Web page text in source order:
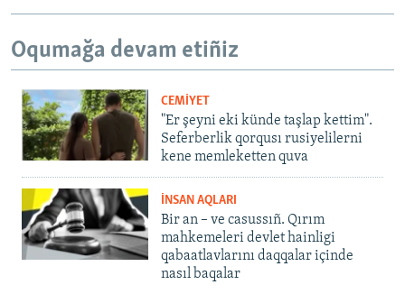
Oqumağa devam etiñiz
CEMİYET
"Er şeyni eki künde taşlap kettim".
Seferberlik qorqusı rusiyelilerni
kene memleketten quva
İNSAN AQLARI
Bir an – ve casussıñ. Qırım
mahkemeleri devlet hainligi
qabaatlavlarını daqqalar içinde
nasıl baqalar